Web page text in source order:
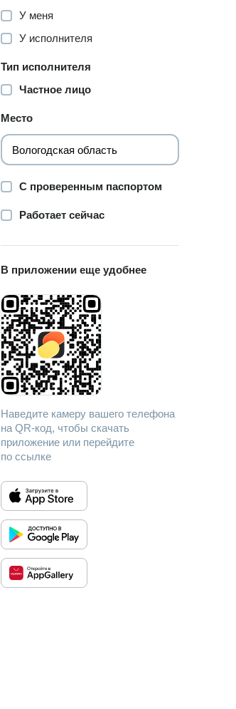
У меня
У исполнителя
Тип исполнителя
Частное лицо
Место
С проверенным паспортом
Работает сейчас
В приложении еще удобнее
Наведите камеру вашего телефона
на QR-код, чтобы скачать
приложение или перейдите
по ссылке